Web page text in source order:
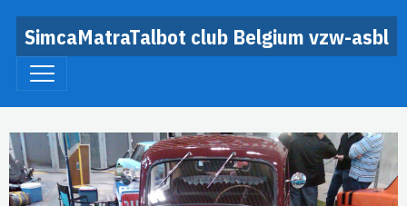
SimcaMatraTalbot club Belgium vzw-asbl